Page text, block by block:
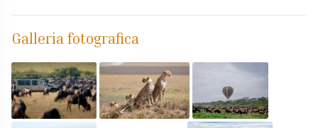
Galleria fotografica